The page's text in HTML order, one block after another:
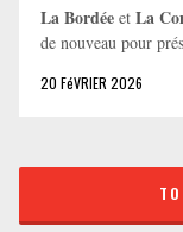
La Bordée et La
de nouveau pour
20 FéVRIER 2026